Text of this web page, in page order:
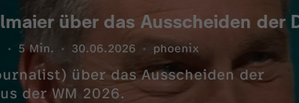
über das Ausscheiden
5 Min. 30.06.2026 phoenix
über das Ausscheiden der
der WM 2026.